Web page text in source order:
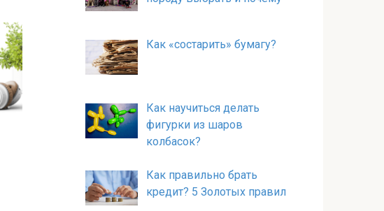
Как «состарить» бумагу?
Как научиться делать
фигурки из шаров
колбасок?
Как правильно брать
кредит? 5 Золотых правил